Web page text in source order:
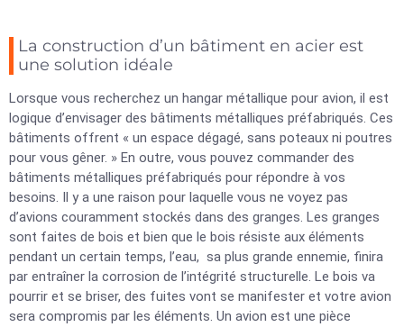
La construction d’un bâtiment en acier est
une solution idéale
Lorsque vous recherchez un hangar métallique pour avion, il est
logique d’envisager des bâtiments métalliques préfabriqués. Ces
bâtiments offrent « un espace dégagé, sans poteaux ni poutres
pour vous gêner. » En outre, vous pouvez commander des
bâtiments métalliques préfabriqués pour répondre à vos
besoins. Il y a une raison pour laquelle vous ne voyez pas
d’avions couramment stockés dans des granges. Les granges
sont faites de bois et bien que le bois résiste aux éléments
pendant un certain temps, l’eau, sa plus grande ennemie, finira
par entraîner la corrosion de l’intégrité structurelle. Le bois va
pourrir et se briser, des fuites vont se manifester et votre avion
sera compromis par les éléments. Un avion est une pièce